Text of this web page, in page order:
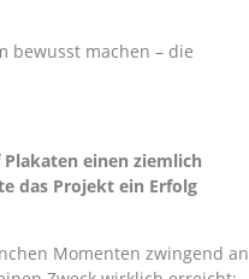
bewusst machen – die
einen ziemlich
das Projekt ein Erfolg
Momenten zwingend an